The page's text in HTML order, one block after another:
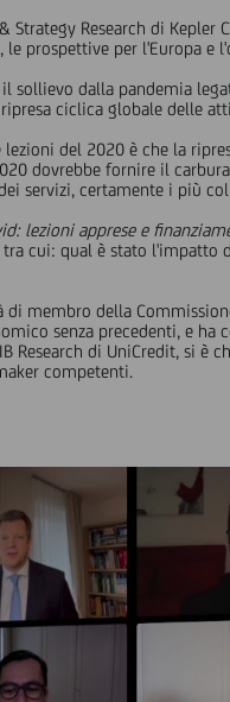
Strategy Research di
prospettive per l'Europa e
sollievo dalla pandemia
ciclica globale delle
del 2020 è che la
dovrebbe fornire il
servizi, certamente i più
lezioni apprese e
cui: qual è stato l'impatto
di membro della
senza precedenti, e
Research di UniCredit, si
competenti.